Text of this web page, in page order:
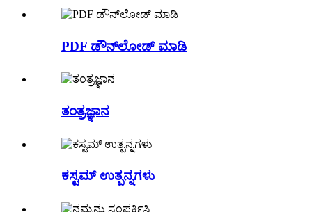
PDF ಡೌನ್‌ಲೋಡ್ ಮಾಡಿ
ತಂತ್ರಜ್ಞಾನ
ಕಸ್ಟಮ್ ಉತ್ಪನ್ನಗಳು